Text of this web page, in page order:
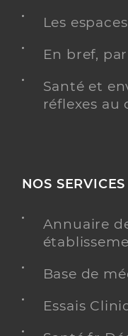
Les
En bref,
Santé et
réflexes au
NOS SERVICES
Annuaire
Base de
Essais